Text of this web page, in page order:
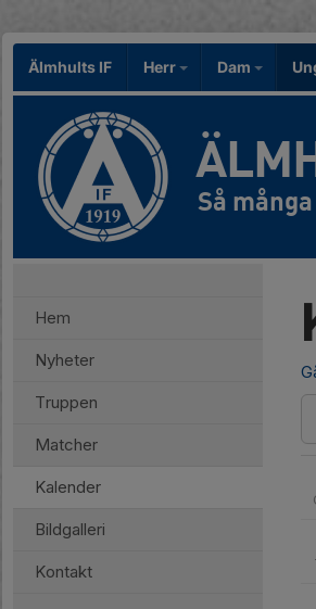
Älmhults IF Herr Dam
Hem
Nyheter
Truppen
Matcher
Kalender
Bildgalleri
Kontakt